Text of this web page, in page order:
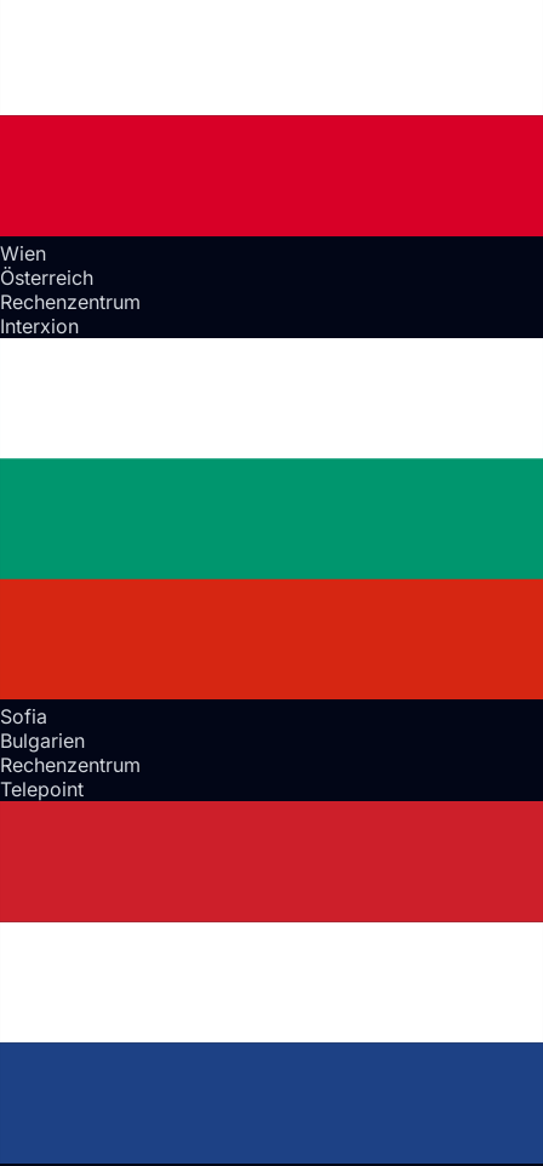
Wien
Österreich
Rechenzentrum
Interxion
Sofia
Bulgarien
Rechenzentrum
Telepoint